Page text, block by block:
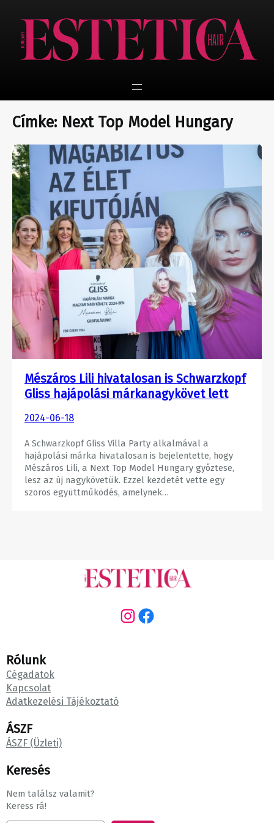
tartalomhoz
Címke: Next Top Model Hungary
Mészáros Lili hivatalosan is Schwarzkopf
Gliss hajápolási márkanagykövet lett
2024-06-18
A Schwarzkopf Gliss Villa Party alkalmával a
hajápolási márka hivatalosan is bejelentette, hogy
Mészáros Lili, a Next Top Model Hungary győztese,
lesz az új nagykövetük. Ezzel kezdetét vette egy
szoros együttműködés, amelynek…
Instagram Facebook
Rólunk
Cégadatok
Kapcsolat
Adatkezelési Tájékoztató
ÁSZF
ÁSZF (Üzleti)
Keresés
Nem találsz valamit?
Keress rá!